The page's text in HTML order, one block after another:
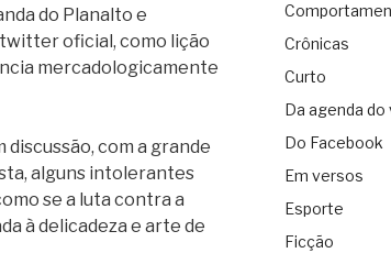
do Planalto e
oficial, como lição
mercadologicamente
com a grande
alguns intolerantes
se a luta contra a
à delicadeza e arte de
Crônicas
Curto
Da agenda do
Do Facebook
Em versos
Esporte
Ficção